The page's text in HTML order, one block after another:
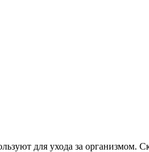
для ухода за организмом.